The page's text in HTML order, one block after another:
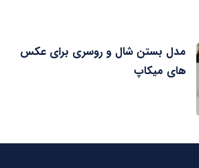
مدل بستن شال و روسری برای عکس
های میکاپ